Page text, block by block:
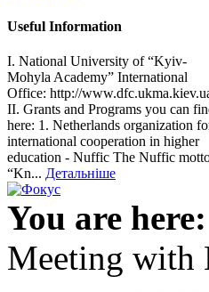
Useful Information
I. National University of “Kyiv-
Mohyla Academy” International
Office: http://
ІІ. Grants and Programs you can
here: 1. Netherlands organization
international cooperation in higher
education - Nuffic The Nuffic
“Kn... Детальніше
You are here:
Meeting with